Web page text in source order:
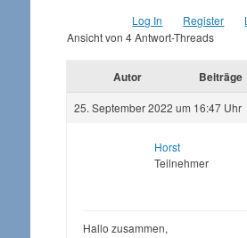
Log In Register
Ansicht von 4 Antwort-Threads
Autor Beiträge
25. September 2022 um 16:47 Uhr
Horst
Teilnehmer
Hallo zusammen,